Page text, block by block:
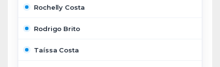
Rochelly Costa
Rodrigo Brito
Taíssa Costa